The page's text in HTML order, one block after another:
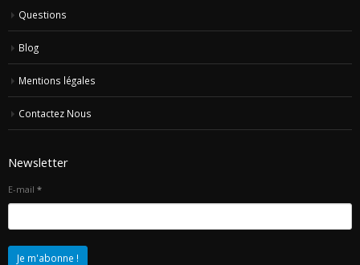
Questions
Blog
Mentions légales
Contactez Nous
Newsletter
E-mail *